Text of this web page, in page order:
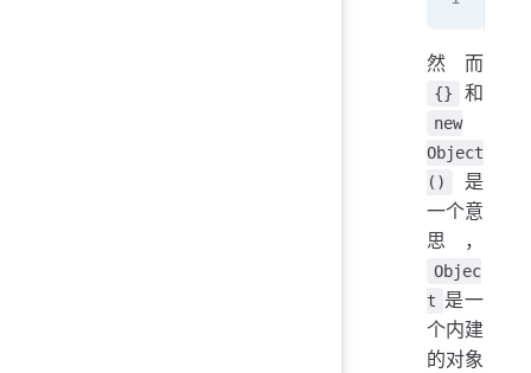
然而
{} 和
new
Object
()
是
一个意
思，
Objec
t 是一
个内建
的对象